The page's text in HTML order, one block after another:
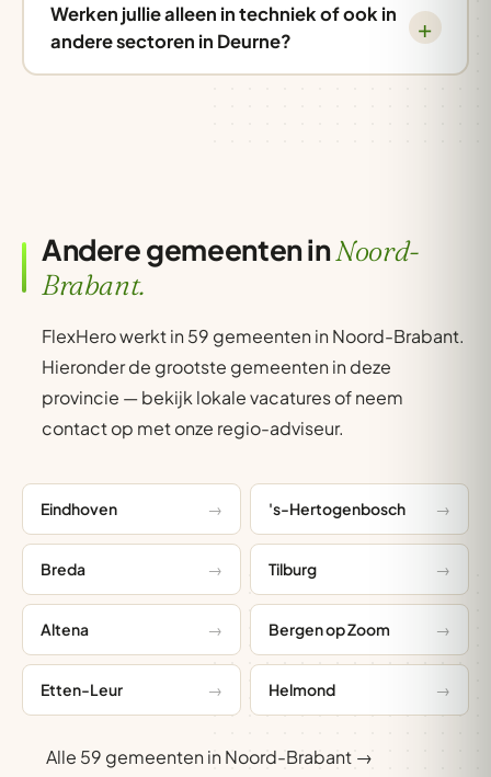
Werken jullie alleen in techniek of ook in
andere sectoren in Deurne?
Andere gemeenten inNoord-
Brabant.
FlexHero werkt in 59 gemeenten in Noord-Brabant.
Hieronder de grootste gemeenten in deze
provincie — bekijk lokale vacatures of neem
contact op met onze regio-adviseur.
Eindhoven 's-Hertogenbosch
Breda Tilburg
Altena Bergen op Zoom
Etten-Leur Helmond
Alle 59 gemeenten in Noord-Brabant →